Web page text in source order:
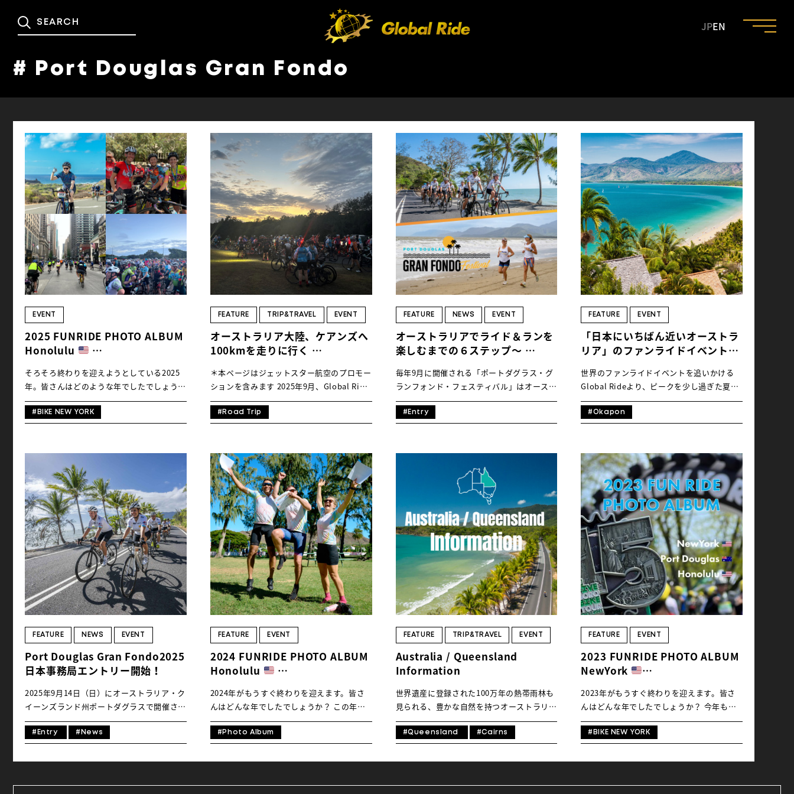
JPEN
HOME
FEATURE
CULTURE
TRIP&TRAVEL
ENTRY
NEWS
# Port Douglas Gran Fondo
EVENT
2025 FUNRIDE PHOTO ALBUM
Honolulu
Port Douglas
Brisbane
そろそろ終わりを迎えようとしている2025
年。皆さんはどのような年でしたでしょう
か。ライドに関しては、冬へ向けての気温低
下がゆるやかだったものの、夏はとにかく暑
く、機会不足の方が多かったかもしれませ
やはり早朝ライドでしょうか。オーストラリ
アで出会った早朝のコミュニティライドの活
気こそ、日本に根付ける文化と感じました。
さて、今年も年末の締めくくりとして、海外
ファンライドイベントの様子をピックアップ
したフォトアルバムをお届けします。アメリ
カからはホノルルの「HONOLULU
CENTURY RIDE」、ニューヨークの「BIKE
NEW YORK」、オーストラリアからはポー
トダグラスの「PORT DOUGLAS GRAN
FONDO FESTIVAL」（*ライドイベントは
2025年で終了）、ブリスベンの
「BRISBANE CYCLING FESTIVAL」です。
それぞれイベントの特色を活かしたコースや
風景をどうぞお楽しみください。 目次 1
HONOLULU CENTURY RIDE2 BIKE NEW
YORK (Five Boro Bike Tour)3 PORT
BRISBANE CYCLING FESTIVAL 1
HONOLULU CENTURY RIDE 開催エリア＿
ホノルル／ハワイ州／アメリカ合衆国開催日
＿9月28日（日）＊毎年9月最終日曜日／
#BIKE NEW YORK
FEATURE TRIP&TRAVEL EVENT
オーストラリア大陸、ケアンズへ
100kmを走りに行く
ド州の旅【中編】〜
＊本ページはジェットスター航空のプロモー
ションを含みます 2025年9月、Global Ride
編集部がライド＆ランイベント「Port
Douglas Gran Fondo」の参加取材で向かっ
たのは、クイーンズランド州にあるケアンズ
をくぐると、世界自然遺産の珊瑚礁や熱帯雨
林を見るため日本からのツアーでいらしたお
客様で大賑わい！機内で寝て、早朝に到着す
るジェットスターの直行便は大人気。到着後
はバスやレンタカーで目的地へ向かい、ゆっ
たりと初日を楽しむことができます。時差も
たったの1時間。スポーツイベントに参加さ
れる方はなおさらストレスフリーで体調を整
えられます。 ケアンズ国際空港到着後、私
たち編集部は、同じく「Port Douglas Gran
Fondo」に参加されるAyanoさん、Yoheiさ
んとポートダグラスのエントリー会場で待ち
合わせることに。ブリスベン在住で建築事務
所を主宰するお二人は、ライダーでもあり、
自転車から都市や自然を観察されています。
イベントとこの土地の見どころ紹介はお二人
にお任せすることにしましょう。中編はイベ
「Port Douglas Gran Fondo」のレポート
をお楽しみください。 Text_Mayumi
Kamura / Global Ride １、ポートダグラス
に至る二つのルート ブリスベン在住の私た
#Road Trip
FEATURE NEWS EVENT
オーストラリアでライド＆ランを
楽しむまでの６ステップ〜
ド・フェスティバル
毎年9月に開催される「ポートダグラス・グ
ランフォンド・フェスティバル」はオースト
ラリアの大自然＆リゾート地を走るサイクリ
ングイベントです。このイベントに、今年は
ハーフマラソンも加わりました。世界遺産を
的ですね！ライダーもランナーも、時差１時
間の「日本からいちばん近いオーストラリ
ア」へ遊びに行ってみませんか？ 1. まずは
申し込みを！ ポートダグラス・グランフォ
ンド概要開催日： 2025.9.14 Sun開催場所：
AUSTRALIA / Port Douglasエントリー期
間： 申し込み受付中 – 8.25エントリー種
目： 48km/60km/100km/136km、MTB、
ハーフマラソン（21.1km）エントリーサイ
ト：9.14 ライドイベント
https://www.sportsentry.ne.jp/event/t/1006579.13
ランイベント
https://www.sportsentry.ne.jp/event/t/100681
2. ポートダグラスを知る ・オーストラリ
ア・クイーンズランド州北部にある港町、ケ
アンズ市中心部から車で約1時間・グレート
バリアリーフと世界遺産の熱帯雨林が出会う
帰りツアーも盛りだくさん
オーストラリ
ア政府観光局サイトより
https://www.australia.com/ja-
jp/places/cairns-and-surrounds/guide-
#Entry
FEATURE EVENT
「日本にいちばん近いオーストラ
リア」のファンライドイベントへ
世界のファンライドイベントを追いかける
Global Rideより、ピークを少し過ぎた夏を
楽しめるイベント第１弾をご紹介します。行
き先は、時差１時間のオーストラリア
界遺産の海辺を走り抜ける「ポートダグラ
か？ 今年の9月、遅めの夏休みを取りたい
ライダーの皆さんにはうってつけなイベント
情報はこちらから！ 目次 1. ポートダグラス
ってどこ？2. ポートダグラスへの行き方3.
オカポンさんに聞く、初参加への道 1. ポー
トダグラスってどこ？ ポートダグラスはケ
アンズ市にある港町。かつて、TV番組や旅
行企画のパンフレットで「オーストラリア、
ケアンズの旅」というキャッチフレーズをご
覧になったことはありませんか？「ケアンズ
市」はオーストラリア北東部の「クイーンズ
ランド州」にあり、ケアンズ空港には日本か
ら直行便も飛んでいることから、「日本にい
ちばん近いオーストラリア」とも呼ばれてい
ます。飛行時間は約７時間。オーストラリア
国内でも赤道の近くに位置し、シドニーやメ
ルボルンよりも２時間半〜３時間半ほど早く
世界遺産の「グレートバリアリーフ」（世界
最大の珊瑚礁）を有する地域、クイーンズラ
ンド州です。余談ですが、珊瑚礁は日本列島
の面積ほどもある海域に生育しているそうで
#Okapon
FEATURE NEWS EVENT
Port Douglas Gran Fondo2025
日本事務局エントリー開始！
2025年9月14日（日）にオーストラリア・ク
イーンズランド州ポートダグラスで開催され
るPort Douglas Gran Fondoの日本事務局
エントリーが始まりました！海岸沿いのヤシ
の木が立ち並ぶ絶景ロードはライダー専用に
完全封鎖。世界自然遺産に認定された「グレ
湿潤熱帯地域 」（世界最古の熱帯雨林）を
#Entry #News
FEATURE EVENT
2024 FUNRIDE PHOTO ALBUM
Honolulu
Port Douglas
Brisbane
2024年がもうすぐ終わりを迎えます。皆さ
んはどんな年でしたでしょうか？ この年の
締めくくりとして、Global Ride編集部より
海外ファインライドイベント4つのフォトア
ルバムをお届けします。アメリカからはホノ
ルルの「HONOLULU CENTURY RIDE」、ニ
トラリアからはポートダグラスの「PORT
#Photo Album
FEATURE TRIP&TRAVEL EVENT
Australia / Queensland
Information
世界遺産に登録された100万年の熱帯雨林も
見られる、豊かな自然を持つオーストラリ
ア、クイーンズランド州。日本からの時差わ
ずか1時間のこの地域は、地球上の他の場所
では決して味わえない体験ができる場所。自
然、自分自身、そして大切な人との絆を再発
駆けるライドイベントも充実しています。
#Queensland #Cairns
FEATURE EVENT
2023 FUNRIDE PHOTO ALBUM
NewYork
Honolulu
2023年がもうすぐ終わりを迎えます。皆さ
んはどんな年でしたでしょうか？ 今年も世
界各地でたくさんのライダーたちがさまざま
なロケーションを走ったことでしょう。 こ
の年の締めくくりとして、Global Ride編集
部より海外３大会のフォトアルバムをお届け
YORK」、ポートダグラスの「PORT
#BIKE NEW YORK